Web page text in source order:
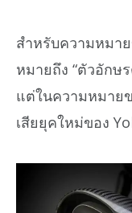
สำหรับความหมา
หมายถึง “ตัวอักษ
แต่ในความหมาย
เสียยุคใหม่ของ